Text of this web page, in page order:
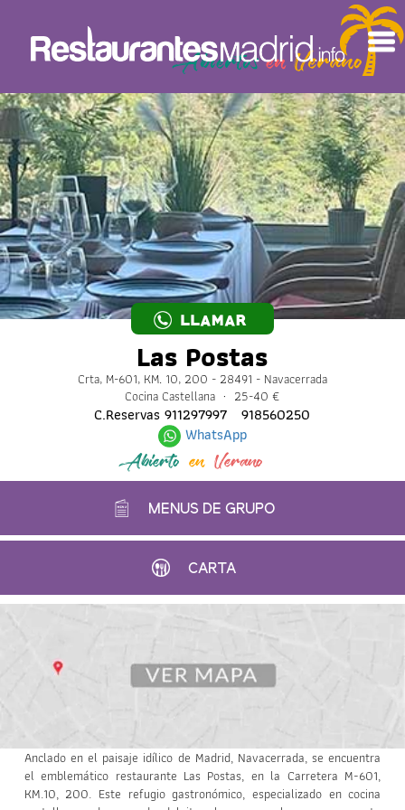
LLAMAR
Las Postas
Crta, M-601, KM. 10, 200 - 28491 - Navacerrada
Cocina Castellana · 25-40 €
C.Reservas911297997 918560250
WhatsApp
Abierto en Verano
MENUS DE GRUPO
CARTA
Anclado en el paisaje idílico de Madrid, Navacerrada, se encuentra
el emblemático restaurante Las Postas, en la Carretera M-601,
KM.10, 200. Este refugio gastronómico, especializado en cocina